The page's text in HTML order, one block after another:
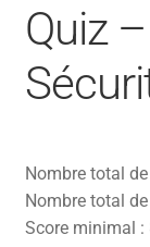
ACTUALITÉS
INFORMATIONS
BOUTIQUE
CONTACT
Quiz
Nombre total
Nombre total
Score minimal :